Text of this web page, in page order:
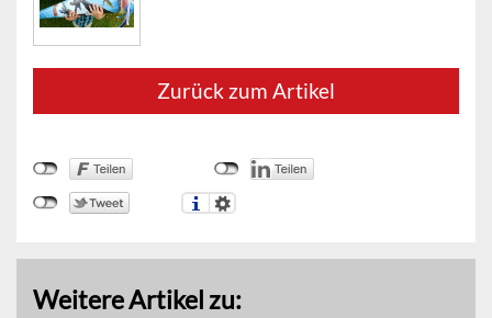
Zurück zum Artikel
Weitere Artikel zu: